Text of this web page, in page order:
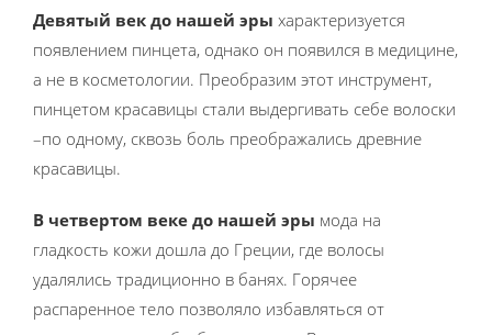
Девятый век до нашей эры характеризуется
появлением пинцета, однако он появился в медицине,
а не в косметологии. Преобразим этот инструмент,
пинцетом красавицы стали выдергивать себе волоски
–по одному, сквозь боль преображались древние
красавицы.
В четвертом веке до нашей эры мода на
гладкость кожи дошла до Греции, где волосы
удалялись традиционно в банях. Горячее
распаренное тело позволяло избавляться от